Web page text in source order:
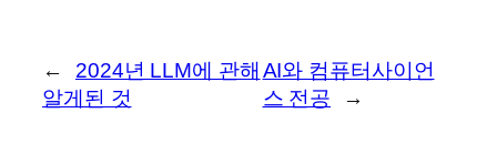
←
2024년 LLM에 관해
알게된 것
AI와 컴퓨터사이언
스 전공
→